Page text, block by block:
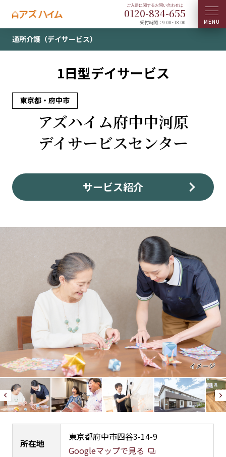
0120-834-655
受付時間：9:00~18:00
通所介護（デイサービス）
1日型デイサービス
東京都・府中市
アズハイム府中中河原
デイサービスセンター
サービス紹介
所在地
東京都府中市四谷3-14-9
Googleマップで見る